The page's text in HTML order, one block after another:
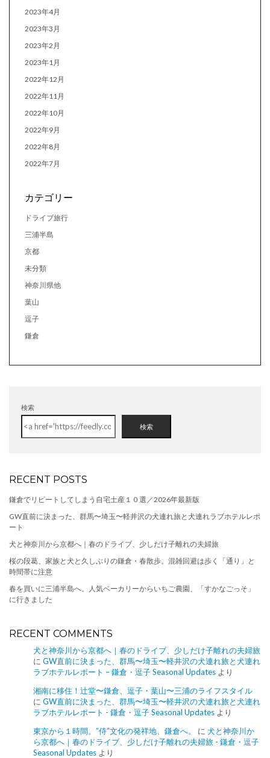
2023年4月
2023年3月
2023年2月
2023年1月
2022年12月
2022年11月
2022年10月
2022年9月
2022年8月
2022年7月
カテゴリー
ドライブ旅行
三浦半島
京都
未分類
神奈川県他
葉山
逗子
鎌倉
検索
検索
RECENT POSTS
鎌倉でリピートしてしまう自宅土産１０選／2026年最新版
GW直前に決まった、群馬〜埼玉〜軽井沢の犬連れ旅と犬連れラブホテルレポ
ート
犬と神奈川から京都へ｜春のドライブ、少しだけ子離れの夫婦旅
桜の段葛、家族と犬と久しぶりの鎌倉・春散歩。混雑回避は歩く「通り」と
時間帯に注意
春を買いに三浦半島へ。人気ベーカリーからいちご農園、「すかなごっそ」
に行きました
RECENT COMMENTS
犬と神奈川から京都へ｜春のドライブ、少しだけ子離れの夫婦旅
に GW直前に決まった、群馬〜埼玉〜軽井沢の犬連れ旅と犬連れ
ラブホテルレポート – 鎌倉・逗子 Seasonal Updates より
湘南に移住！辻堂〜鎌倉、逗子・葉山〜三浦のライフスタイル
に GW直前に決まった、群馬〜埼玉〜軽井沢の犬連れ旅と犬連れ
ラブホテルレポート - 鎌倉・逗子 Seasonal Updates より
東京から１時間。”侍”文化の発祥地、鎌倉へ。
に 犬と神奈川か
ら京都へ｜春のドライブ、少しだけ子離れの夫婦旅 - 鎌倉・逗子
Seasonal Updates より